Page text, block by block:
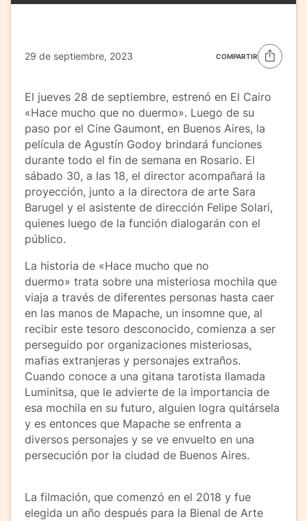
29 de septiembre, 2023 COMPARTIR
El jueves 28 de septiembre, estrenó en El Cairo
«Hace mucho que no duermo». Luego de su
paso por el Cine Gaumont, en Buenos Aires, la
película de Agustín Godoy brindará funciones
durante todo el fin de semana en Rosario. El
sábado 30, a las 18, el director acompañará la
proyección, junto a la directora de arte Sara
Barugel y el asistente de dirección Felipe Solari,
quienes luego de la función dialogarán con el
público.
La historia de «Hace mucho que no
duermo» trata sobre una misteriosa mochila que
viaja a través de diferentes personas hasta caer
en las manos de Mapache, un insomne que, al
recibir este tesoro desconocido, comienza a ser
perseguido por organizaciones misteriosas,
mafias extranjeras y personajes extraños.
Cuando conoce a una gitana tarotista llamada
Luminitsa, que le advierte de la importancia de
esa mochila en su futuro, alguien logra quitársela
y es entonces que Mapache se enfrenta a
diversos personajes y se ve envuelto en una
persecución por la ciudad de Buenos Aires.
La filmación, que comenzó en el 2018 y fue
elegida un año después para la Bienal de Arte